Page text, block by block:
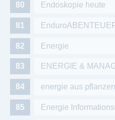
Endoskopie heute
Energie
ENERGIE &
energie aus pflanzen
Energie